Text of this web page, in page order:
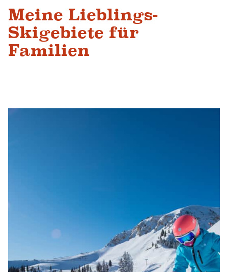
Meine Lieblings-
Skigebiete für
Familien